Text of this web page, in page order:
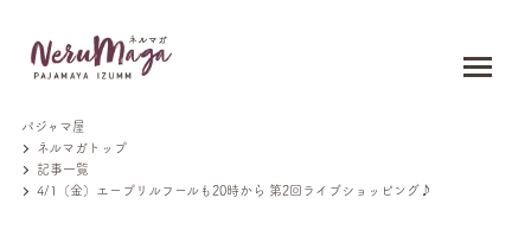
パジャマ屋
ネルマガトップ
記事一覧
4/1（金）エープリルフールも20時から 第2回ライブショッピング♪